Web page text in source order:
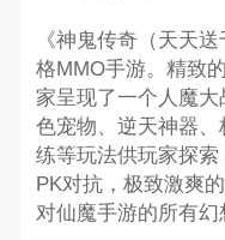
《神鬼传奇（天天
格MMO手游。精致
家呈现了一个人魔
色宠物、逆天神器
练等玩法供玩家探
PK对抗，极致激爽
对仙魔手游的所有幻